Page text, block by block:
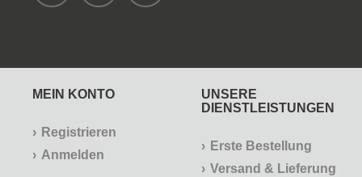
MEIN KONTO
Registrieren
Anmelden
UNSERE
DIENSTLEISTUNGEN
Erste Bestellung
Versand & Lieferung